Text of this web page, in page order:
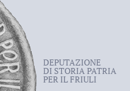
DEPUTAZIONE
DI STORIA PATRIA
PER IL FRIULI